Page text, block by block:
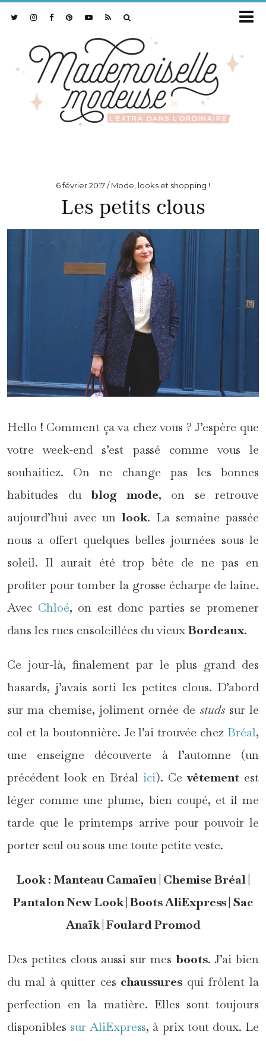
6 février 2017 Mode, looks et shopping !
Les petits clous
Hello ! Comment ça va chez vous ? J’espère que
votre week-end s’est passé comme vous le
souhaitiez. On ne change pas les bonnes
habitudes du blog mode, on se retrouve
aujourd’hui avec un look. La semaine passée
nous a offert quelques belles journées sous le
soleil. Il aurait été trop bête de ne pas en
profiter pour tomber la grosse écharpe de laine.
Avec Chloé, on est donc parties se promener
dans les rues ensoleillées du vieuxBordeaux.
Ce jour-là, finalement par le plus grand des
hasards, j’avais sorti les petites clous. D’abord
sur ma chemise, joliment ornée de studssur le
col et la boutonnière. Je l’ai trouvée chez Bréal,
une enseigne découverte à l’automne (un
précédent look en Bréal ici). Cevêtement est
léger comme une plume, bien coupé, et il me
tarde que le printemps arrive pour pouvoir le
porter seul ou sous une toute petite veste.
Look : Manteau Camaïeu | Chemise Bréal |
Pantalon New Look | Boots AliExpress | Sac
Anaïk | Foulard Promod
Des petites clous aussi sur mes boots. J’ai bien
du mal à quitter ces chaussures qui frôlent la
perfection en la matière. Elles sont toujours
disponibles sur AliExpress, à prix tout doux. Le